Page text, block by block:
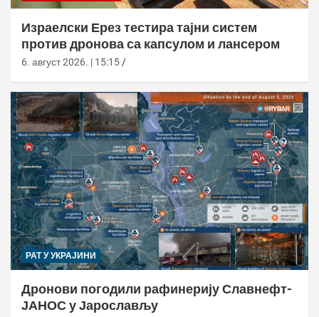
Израелски Ерез тестира тајни систем
против дронова са капсулом и лансером
6. август 2026. | 15:15
РАТ У УКРАЈИНИ
Дронови погодили рафинерију Славнефт-
ЈАНОС у Јарослављу